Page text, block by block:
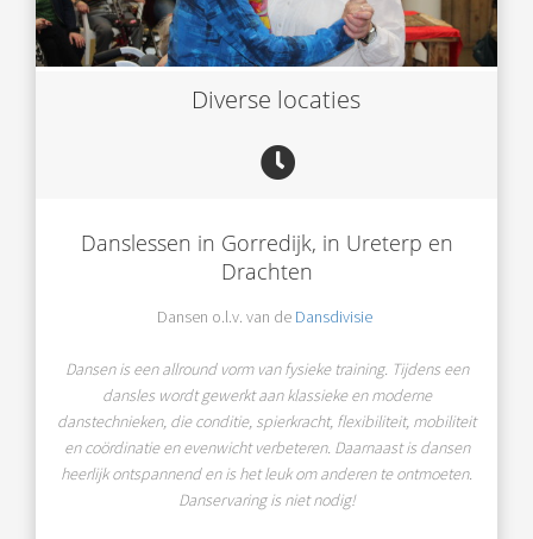
Diverse locaties
Danslessen in Gorredijk, in Ureterp en
Drachten
Dansen o.l.v. van de Dansdivisie
Dansen is een allround vorm van fysieke training. Tijdens een
dansles wordt gewerkt aan klassieke en moderne
danstechnieken, die conditie, spierkracht, flexibiliteit, mobiliteit
en coördinatie en evenwicht verbeteren. Daarnaast is dansen
heerlijk ontspannend en is het leuk om anderen te ontmoeten.
Danservaring is niet nodig!